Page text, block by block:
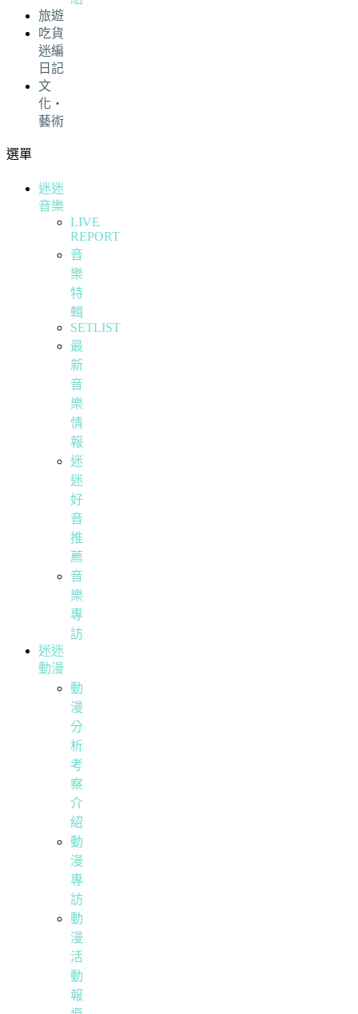
旅遊
吃貨
迷編
日記
文
化・
藝術
選單
迷迷
音樂
LIVE
REPORT
音
樂
特
輯
SETLIST
最
新
音
樂
情
報
迷
迷
好
音
推
薦
音
樂
專
訪
迷迷
動漫
動
漫
分
析
考
察
介
紹
動
漫
專
訪
動
漫
活
動
報